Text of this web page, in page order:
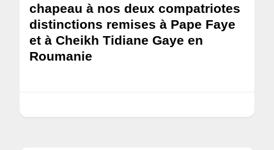
chapeau à nos deux compatriotes
distinctions remises à Pape Faye
et à Cheikh Tidiane Gaye en
Roumanie